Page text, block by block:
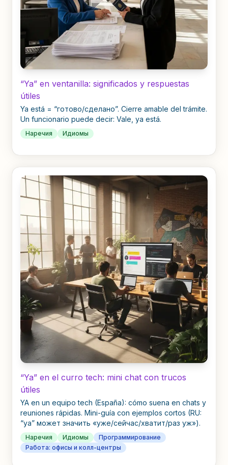
“Ya” en ventanilla: significados y respuestas
útiles
Ya está = “готово/сделано”. Cierre amable del trámite.
Un funcionario puede decir: Vale, ya está.
Наречия Идиомы
“Ya” en el curro tech: mini chat con trucos
útiles
YA en un equipo tech (España): cómo suena en chats y
reuniones rápidas. Mini-guía con ejemplos cortos (RU:
“ya” может значить «уже/сейчас/хватит/раз уж»).
Наречия Идиомы
Программирование
Работа: офисы и колл-центры